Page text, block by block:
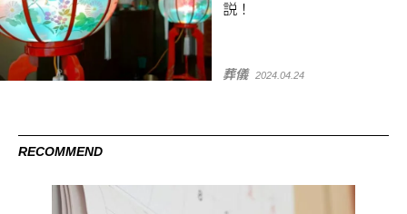
説！
葬儀 2024.04.24
RECOMMEND